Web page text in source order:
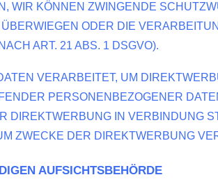
WIR KÖNNEN ZWINGENDE
ODER DIE
ART. 21 ABS. 1 DSGVO).
VERARBEITET, UM
PERSONENBEZOGENER
DIREKTWERBUNG IN VERBINDUNG
ZWECKE DER DIREKTWERBUNG
AUFSICHTS­BEHÖRDE